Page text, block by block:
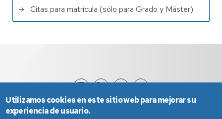
Citas para matrícula (sólo para Grado y Máster)
Utilizamos cookies en este sitio web para mejorar su
experiencia de usuario.